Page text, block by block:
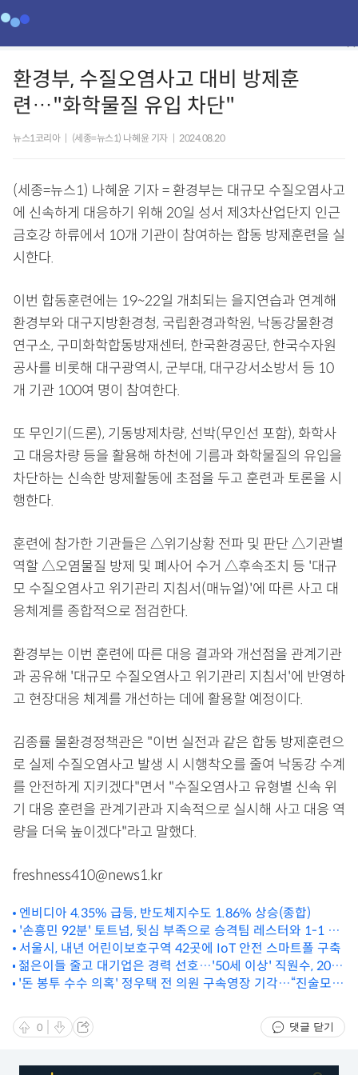
환경부, 수질오염사고 대비 방제훈
련…"화학물질 유입 차단"
뉴스1코리아 (세종=뉴스1) 나혜윤 기자 2024.08.20
(세종=뉴스1) 나혜윤 기자 = 환경부는 대규모 수질오염사고
에 신속하게 대응하기 위해 20일 성서 제3차산업단지 인근
금호강 하류에서 10개 기관이 참여하는 합동 방제훈련을 실
시한다.
이번 합동훈련에는 19~22일 개최되는 을지연습과 연계해
환경부와 대구지방환경청, 국립환경과학원, 낙동강물환경
연구소, 구미화학합동방재센터, 한국환경공단, 한국수자원
공사를 비롯해 대구광역시, 군부대, 대구강서소방서 등 10
개 기관 100여 명이 참여한다.
또 무인기(드론), 기동방제차량, 선박(무인선 포함), 화학사
고 대응차량 등을 활용해 하천에 기름과 화학물질의 유입을
차단하는 신속한 방제활동에 초점을 두고 훈련과 토론을 시
행한다.
훈련에 참가한 기관들은 △위기상황 전파 및 판단 △기관별
역할 △오염물질 방제 및 폐사어 수거 △후속조치 등 '대규
모 수질오염사고 위기관리 지침서(매뉴얼)'에 따른 사고 대
응체계를 종합적으로 점검한다.
환경부는 이번 훈련에 따른 대응 결과와 개선점을 관계기관
과 공유해 '대규모 수질오염사고 위기관리 지침서'에 반영하
고 현장대응 체계를 개선하는 데에 활용할 예정이다.
김종률 물환경정책관은 "이번 실전과 같은 합동 방제훈련으
로 실제 수질오염사고 발생 시 시행착오를 줄여 낙동강 수계
를 안전하게 지키겠다"면서 "수질오염사고 유형별 신속 위
기 대응 훈련을 관계기관과 지속적으로 실시해 사고 대응 역
량을 더욱 높이겠다"라고 말했다.
freshness410@news1.kr
엔비디아 4.35% 급등, 반도체지수도 1.86% 상승(종합)
'손흥민 92분' 토트넘, 뒷심 부족으로 승격팀 레스터와 1-1 무
승부
서울시, 내년 어린이보호구역 42곳에 IoT 안전 스마트폴 구축
젊은이들 줄고 대기업은 경력 선호…'50세 이상' 직원수, 20대
이하 제쳤다
'돈 봉투 수수 의혹' 정우택 전 의원 구속영장 기각…“진술모순
0 댓글 닫기